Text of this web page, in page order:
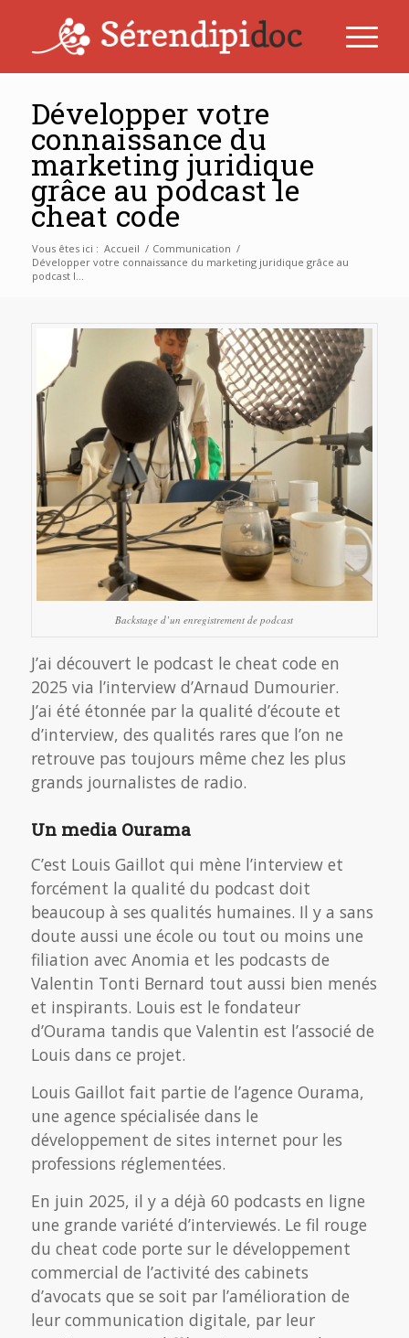
Développer votre
connaissance du
marketing juridique
grâce au podcast le
cheat code
Vous êtes ici : Accueil / Communication /
Développer votre connaissance du marketing juridique grâce au
podcast l...
Backstage d’un enregistrement de podcast
J’ai découvert le podcast le cheat code en
2025 via l’interview d’Arnaud Dumourier.
J’ai été étonnée par la qualité d’écoute et
d’interview, des qualités rares que l’on ne
retrouve pas toujours même chez les plus
grands journalistes de radio.
Un media Ourama
C’est Louis Gaillot qui mène l’interview et
forcément la qualité du podcast doit
beaucoup à ses qualités humaines. Il y a sans
doute aussi une école ou tout ou moins une
filiation avec Anomia et les podcasts de
Valentin Tonti Bernard tout aussi bien menés
et inspirants. Louis est le fondateur
d’Ourama tandis que Valentin est l’associé de
Louis dans ce projet.
Louis Gaillot fait partie de l’agence Ourama,
une agence spécialisée dans le
développement de sites internet pour les
professions réglementées.
En juin 2025, il y a déjà 60 podcasts en ligne
une grande variété d’interviewés. Le fil rouge
du cheat code porte sur le développement
commercial de l’activité des cabinets
d’avocats que se soit par l’amélioration de
leur communication digitale, par leur